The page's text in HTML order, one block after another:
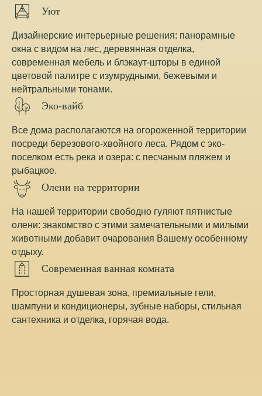
Уют
Дизайнерские интерьерные решения: панорамные
окна с видом на лес, деревянная отделка,
современная мебель и блэкаут-шторы в единой
цветовой палитре с изумрудными, бежевыми и
нейтральными тонами.
Эко-вайб
Все дома располагаются на огороженной территории
посреди березового-хвойного леса. Рядом с эко-
поселком есть река и озера: с песчаным пляжем и
рыбацкое.
Олени на территории
На нашей территории свободно гуляют пятнистые
олени: знакомство с этими замечательными и милыми
животными добавит очарования Вашему особенному
отдыху.
Современная ванная комната
Просторная душевая зона, премиальные гели,
шампуни и кондиционеры, зубные наборы, стильная
сантехника и отделка, горячая вода.